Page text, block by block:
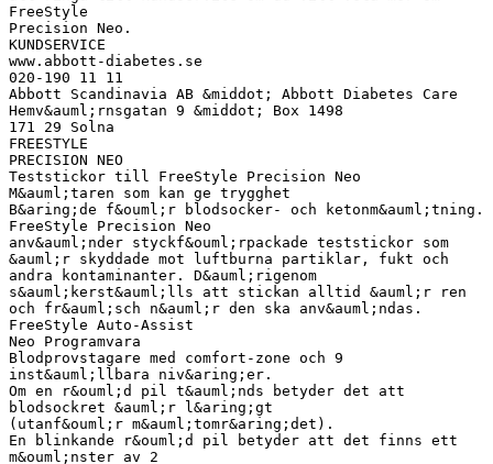
FreeStyle
Precision Neo.
KUNDSERVICE
www.abbott-diabetes.se
020-190 11 11
Abbott Scandinavia AB &middot; Abbott Diabetes Care
Hemv&auml;rnsgatan 9 &middot; Box 1498
171 29 Solna
FREESTYLE
PRECISION NEO
Teststickor till FreeStyle Precision Neo
M&auml;taren som kan ge trygghet
B&aring;de f&ouml;r blodsocker- och ketonm&auml;tning.
FreeStyle Precision Neo
anv&auml;nder styckf&ouml;rpackade teststickor som
&auml;r skyddade mot luftburna partiklar, fukt och
andra kontaminanter. D&auml;rigenom
s&auml;kerst&auml;lls att stickan alltid &auml;r ren
och fr&auml;sch n&auml;r den ska anv&auml;ndas.
FreeStyle Auto-Assist
Neo Programvara
Blodprovstagare med comfort-zone och 9
inst&auml;llbara niv&aring;er.
Om en r&ouml;d pil t&auml;nds betyder det att
blodsockret &auml;r l&aring;gt
(utanf&ouml;r m&auml;tomr&aring;det).
En blinkande r&ouml;d pil betyder att det finns ett
m&ouml;nster av 2